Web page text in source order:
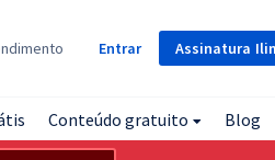
Assinatura
Entrar
Conteúdo gratuito Blog